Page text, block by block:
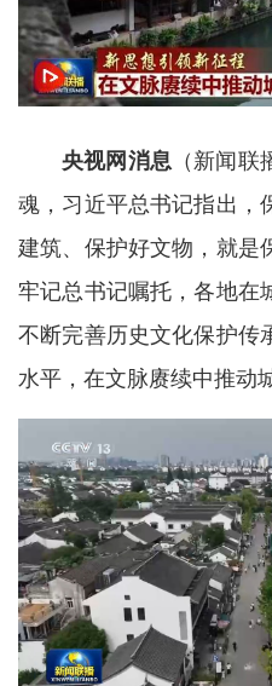
央视网消息 （新闻
魂，习近平总书记指出，
建筑、保护好文物，就是
牢记总书记嘱托，各地在
不断完善历史文化保护传
水平，在文脉赓续中推动